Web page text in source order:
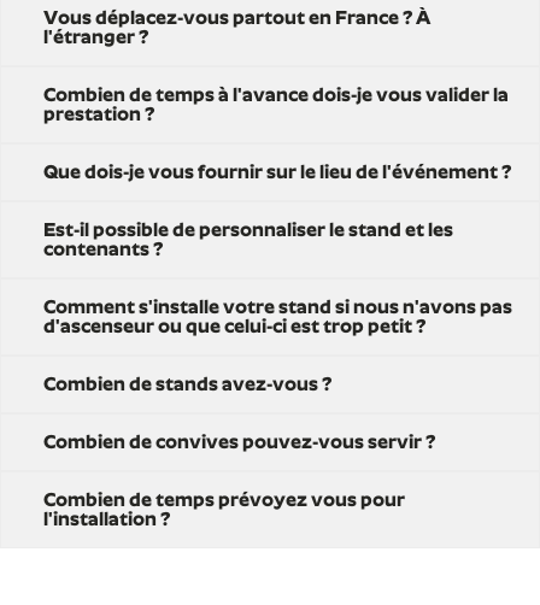
Vous déplacez-vous partout en France ? À
l'étranger ?
Combien de temps à l'avance dois-je vous valider la
prestation ?
Que dois-je vous fournir sur le lieu de l'événement ?
Est-il possible de personnaliser le stand et les
contenants ?
Comment s'installe votre stand si nous n'avons pas
d'ascenseur ou que celui-ci est trop petit ?
Combien de stands avez-vous ?
Combien de convives pouvez-vous servir ?
Combien de temps prévoyez vous pour
l'installation ?